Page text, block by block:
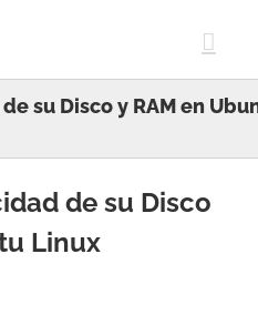
su Disco y RAM en
de su Disco
Linux